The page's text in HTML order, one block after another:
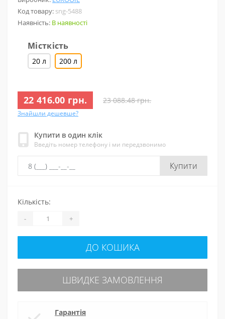
Код товару: sng-5488
Наявність: В наявності
Місткість
20 л 200 л
22 416.00 грн. 23 088.48 грн.
Знайшли дешевше?
Купити в один клік
Введіть номер телефону і ми передзвонимо
Купити
Кількість:
- +
ДО КОШИКА
ШВИДКЕ ЗАМОВЛЕННЯ
Гарантія